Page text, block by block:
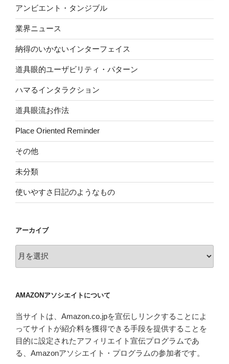
アンビエント・タンジブル
業界ニュース
納得のいかないインターフェイス
道具眼的ユーザビリティ・パターン
ハマるインタラクション
道具眼流お作法
Place Oriented Reminder
その他
未分類
使いやすさ日記のようなもの
アーカイブ
ー
ブ
AMAZONアソシエイトについて
当サイトは、Amazon.co.jpを宣伝しリンクすることによ
ってサイトが紹介料を獲得できる手段を提供することを
目的に設定されたアフィリエイト宣伝プログラムであ
る、Amazonアソシエイト・プログラムの参加者です。